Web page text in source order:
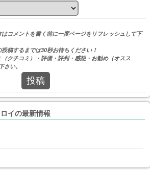
コメントを書く前に一度ページをリフレッシュして下
稿するまでは30秒お待ちください！
クチコミ）・評価・評判・感想・お勧め（オスス
さい。
投稿
イの最新情報